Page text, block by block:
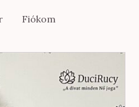
Fiókom